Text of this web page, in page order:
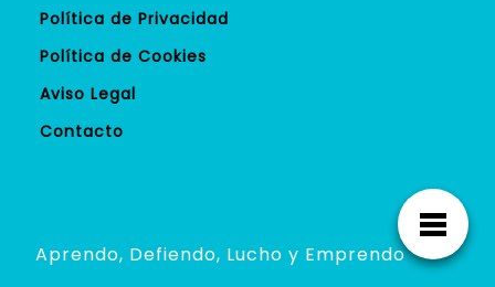
Política de Privacidad
Política de Cookies
Aviso Legal
Contacto
Aprendo, Defiendo, Lucho y Emprendo